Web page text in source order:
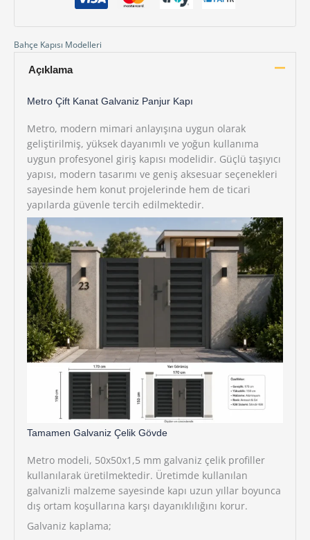
Bahçe Kapısı Modelleri
Açıklama
Metro Çift Kanat Galvaniz Panjur Kapı
Metro, modern mimari anlayışına uygun olarak
geliştirilmiş, yüksek dayanımlı ve yoğun kullanıma
uygun profesyonel giriş kapısı modelidir. Güçlü taşıyıcı
yapısı, modern tasarımı ve geniş aksesuar seçenekleri
sayesinde hem konut projelerinde hem de ticari
yapılarda güvenle tercih edilmektedir.
Tamamen Galvaniz Çelik Gövde
Metro modeli, 50x50x1,5 mm galvaniz çelik profiller
kullanılarak üretilmektedir. Üretimde kullanılan
galvanizli malzeme sayesinde kapı uzun yıllar boyunca
dış ortam koşullarına karşı dayanıklılığını korur.
Galvaniz kaplama;